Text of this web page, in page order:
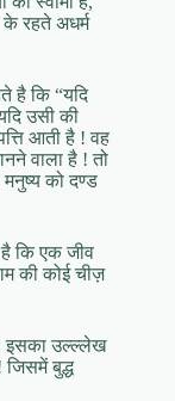
के रहते अधर्म
है कि “यदि
उसी की
आती है ! वह
वाला है ! तो
मनुष्य को दण्ड
है कि एक जीव
की कोई चीज़
! इसका उल्ल्लेख
बुद्ध